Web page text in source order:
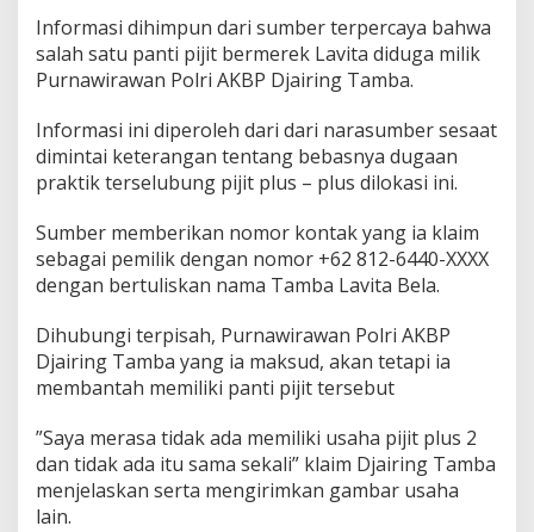
Informasi dihimpun dari sumber terpercaya bahwa
salah satu panti pijit bermerek Lavita diduga milik
Purnawirawan Polri AKBP Djairing Tamba.
Informasi ini diperoleh dari dari narasumber sesaat
dimintai keterangan tentang bebasnya dugaan
praktik terselubung pijit plus – plus dilokasi ini.
Sumber memberikan nomor kontak yang ia klaim
sebagai pemilik dengan nomor +62 812-6440-XXXX
dengan bertuliskan nama Tamba Lavita Bela.
Dihubungi terpisah, Purnawirawan Polri AKBP
Djairing Tamba yang ia maksud, akan tetapi ia
membantah memiliki panti pijit tersebut
”Saya merasa tidak ada memiliki usaha pijit plus 2
dan tidak ada itu sama sekali” klaim Djairing Tamba
menjelaskan serta mengirimkan gambar usaha
lain.